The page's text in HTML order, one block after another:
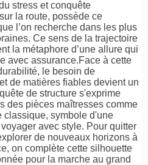
stress et conquête
la route, possède ce
l’on recherche dans les plus
Ce sens de la trajectoire
la métaphore d’une allure qui
avec assurance.Face à cette
le besoin de
de matières fiables devient un
de structure s'exprime
des pièces maîtresses comme
classique, symbole d'une
avec style. Pour quitter
de nouveaux horizons à
on complète cette silhouette
pour la marche au grand